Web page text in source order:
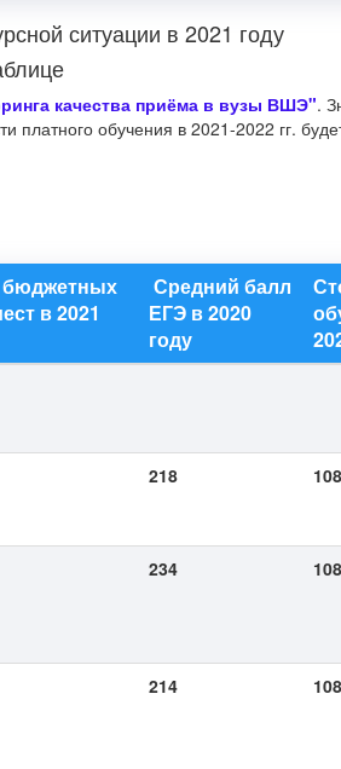
ситуации в 2021 году
качества приёма в вузы ВШЭ".
обучения в 2021-2022 гг.
бюджетных
в 2021
Средний балл
ЕГЭ в 2020
году
218
234
214